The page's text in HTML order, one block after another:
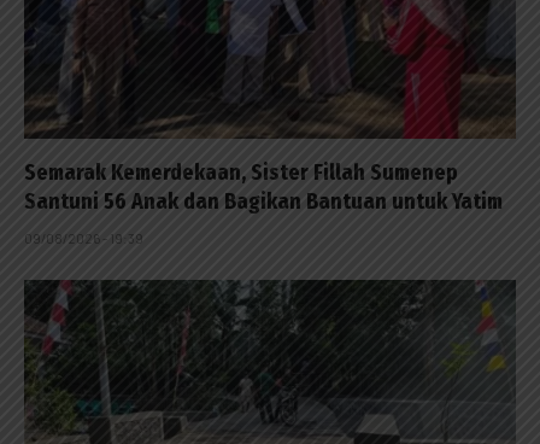
Semarak Kemerdekaan, Sister Fillah Sumenep
Santuni 56 Anak dan Bagikan Bantuan untuk Yatim
09/08/2026 - 19:39